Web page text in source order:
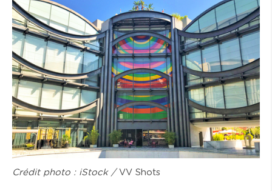
Crédit photo : iStock / VV Shots